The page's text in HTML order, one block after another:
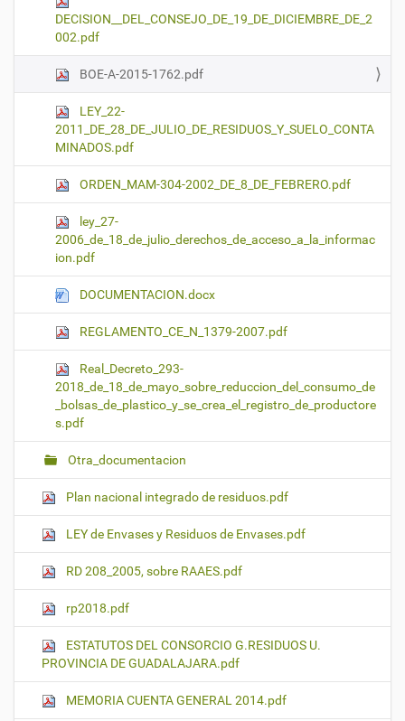
DECISION__DEL_CONSEJO_DE_19_DE_DICIEMBRE_DE_2
002.pdf
BOE-A-2015-1762.pdf
LEY_22-
2011_DE_28_DE_JULIO_DE_RESIDUOS_Y_SUELO_CONTA
MINADOS.pdf
ORDEN_MAM-304-2002_DE_8_DE_FEBRERO.pdf
ley_27-
2006_de_18_de_julio_derechos_de_acceso_a_la_informac
ion.pdf
DOCUMENTACION.docx
REGLAMENTO_CE_N_1379-2007.pdf
Real_Decreto_293-
2018_de_18_de_mayo_sobre_reduccion_del_consumo_de
_bolsas_de_plastico_y_se_crea_el_registro_de_productore
s.pdf
Otra_documentacion
Plan nacional integrado de residuos.pdf
LEY de Envases y Residuos de Envases.pdf
RD 208_2005, sobre RAAES.pdf
rp2018.pdf
ESTATUTOS DEL CONSORCIO G.RESIDUOS U.
PROVINCIA DE GUADALAJARA.pdf
MEMORIA CUENTA GENERAL 2014.pdf